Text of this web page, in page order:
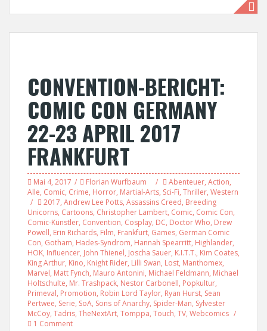
CONVENTION-BERICHT:
COMIC CON GERMANY
22-23 APRIL 2017
FRANKFURT
Mai 4, 2017 Florian Wurfbaum Abenteuer, Action,
Alle, Comic, Crime, Horror, Martial-Arts, Sci-Fi, Thriller, Western
2017, Andrew Lee Potts, Assassins Creed, Breeding
Unicorns, Cartoons, Christopher Lambert, Comic, Comic Con,
Comic-Künstler, Convention, Cosplay, DC, Doctor Who, Drew
Powell, Erin Richards, Film, Frankfurt, Games, German Comic
Con, Gotham, Hades-Syndrom, Hannah Spearritt, Highlander,
HOK, Influencer, John Thienel, Joscha Sauer, K.I.T.T., Kim Coates,
King Arthur, Kino, Knight Rider, Lilli Swan, Lost, Manthomex,
Marvel, Matt Fynch, Mauro Antonini, Michael Feldmann, Michael
Holtschulte, Mr. Trashpack, Nestor Carbonell, Popkultur,
Primeval, Promotion, Robin Lord Taylor, Ryan Hurst, Sean
Pertwee, Serie, SoA, Sons of Anarchy, Spider-Man, Sylvester
McCoy, Tadris, TheNextArt, Tomppa, Touch, TV, Webcomics
1 Comment